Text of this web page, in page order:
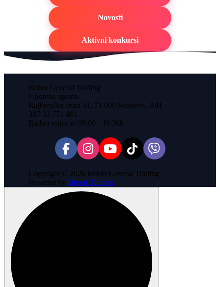
Novosti
Aktivni konkursi
Robot General Trading
Upravna zgrada
Rajlovačka cesta 41, 71 000 Sarajevo, BiH
387 33 771 401
Radno vrijeme: 08:00 - 16:30h
Copyright © 2026 Robot General Trading |
Powered by Desert Themes